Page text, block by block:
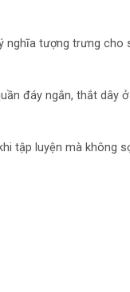
nghĩa tượng trưng cho
đáy ngắn, thắt dây
tập luyện mà không